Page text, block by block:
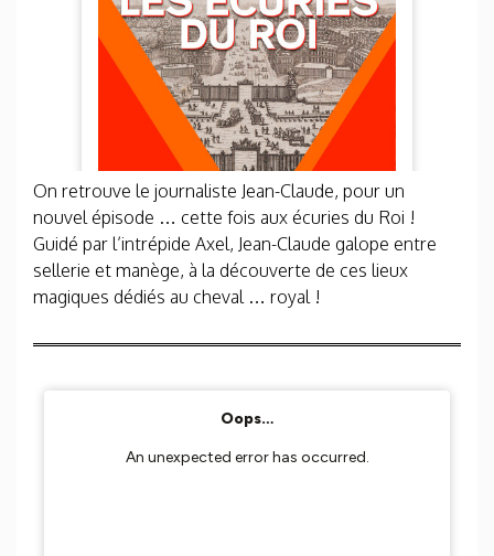
On retrouve le journaliste Jean-Claude, pour un
nouvel épisode … cette fois aux écuries du Roi !
Guidé par l’intrépide Axel, Jean-Claude galope entre
sellerie et manège, à la découverte de ces lieux
magiques dédiés au cheval … royal !